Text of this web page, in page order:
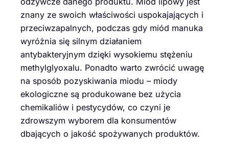
znany ze swoich właściwości uspokajających i
przeciwzapalnych, podczas gdy miód manuka
wyróżnia się silnym działaniem
antybakteryjnym dzięki wysokiemu stężeniu
methylglyoxalu. Ponadto warto zwrócić uwagę
na sposób pozyskiwania miodu – miody
ekologiczne są produkowane bez użycia
chemikaliów i pestycydów, co czyni je
zdrowszym wyborem dla konsumentów
dbających o jakość spożywanych produktów.